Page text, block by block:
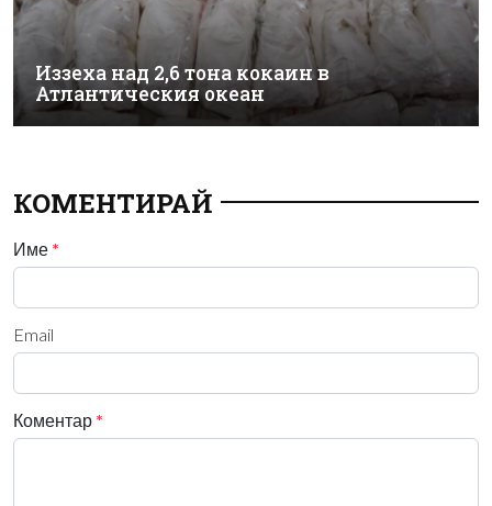
Иззеха над 2,6 тона кокаин в
Атлантическия океан
КОМЕНТИРАЙ
Име *
Email
Коментар *